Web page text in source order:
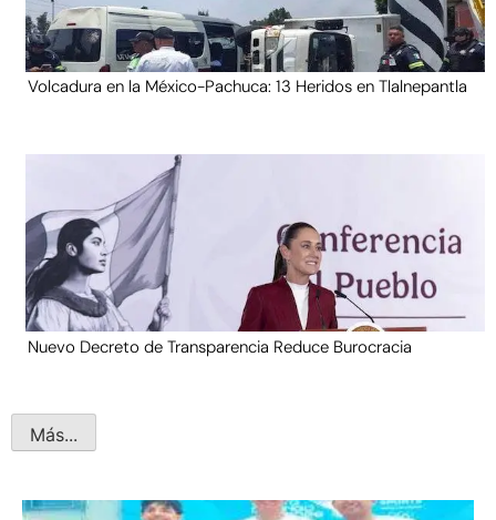
Volcadura en la México-Pachuca: 13 Heridos en Tlalnepantla
Nuevo Decreto de Transparencia Reduce Burocracia
Más...